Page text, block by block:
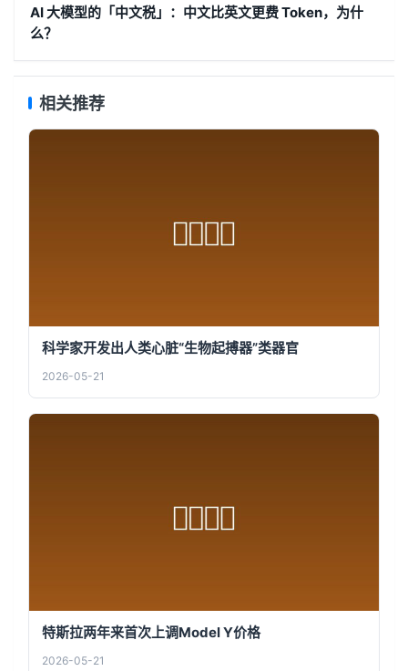
AI 大模型的「中文税」：中文比英文更费 Token，为什
么？
相关推荐
科学家开发出人类心脏“生物起搏器”类器官
2026-05-21
特斯拉两年来首次上调Model Y价格
2026-05-21